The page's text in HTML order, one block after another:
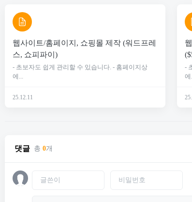
웹사이트/홈페이지, 쇼핑몰 제작 (워드프레
스, 쇼피파이)
- 초보자도 쉽게 관리할 수 있습니다. - 홈페이지상
에...
25.12.11
-
에...
댓글 총 0개